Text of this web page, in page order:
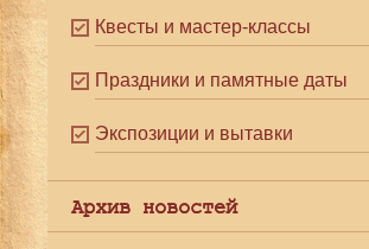
Квесты и мастер-классы
Праздники и памятные даты
Экспозиции и вытавки
Архив новостей